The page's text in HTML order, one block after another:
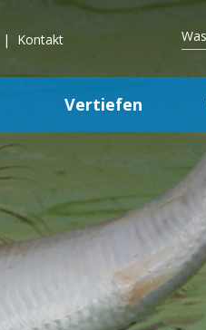
Kontakt
Vertiefen